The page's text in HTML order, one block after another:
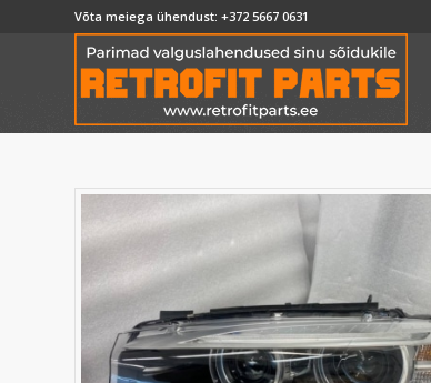
Võta meiega ühendust: +372 5667 0631